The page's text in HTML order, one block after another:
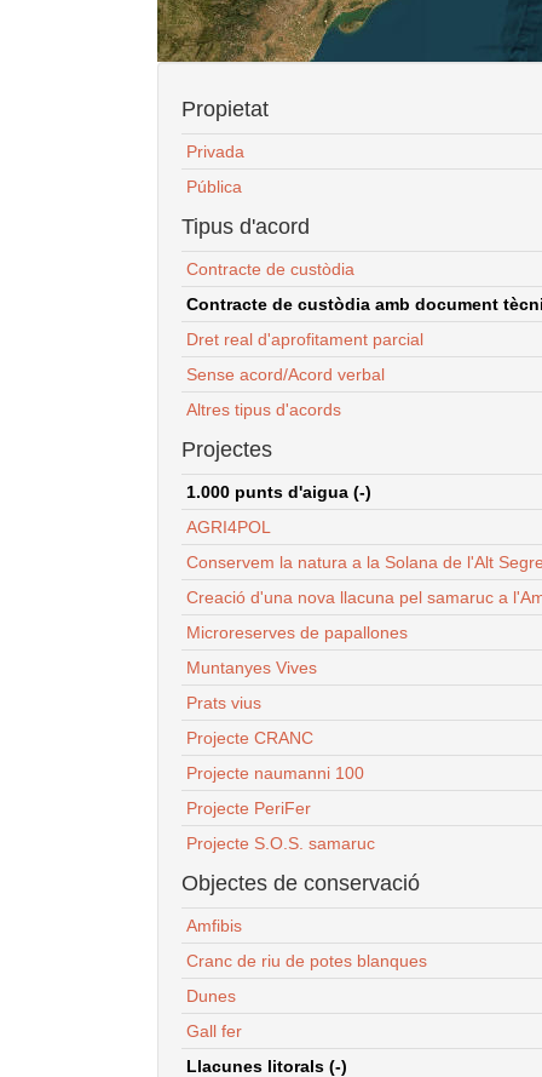
Propietat
Privada
Pública
Tipus d'acord
Contracte de custòdia
Contracte de custòdia amb document
Dret real d'aprofitament parcial
Sense acord/Acord verbal
Altres tipus d'acords
Projectes
1.000 punts d'aigua (-)
AGRI4POL
Conservem la natura a la Solana de l'Alt
Creació d'una nova llacuna pel samaruc a
Microreserves de papallones
Muntanyes Vives
Prats vius
Projecte CRANC
Projecte naumanni 100
Projecte PeriFer
Projecte S.O.S. samaruc
Objectes de conservació
Amfibis
Cranc de riu de potes blanques
Dunes
Gall fer
Llacunes litorals (-)